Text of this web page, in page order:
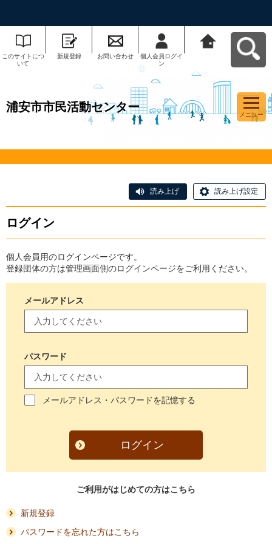
このサイトにつ
いて
新規登録 お問い合わせ
個人会員ログイ
ン
浦安市市民活動センター
メニュー
読み上げ 読み上げ設定
ログイン
個人会員用のログインページです。
登録団体の方は管理画面側のログインページをご利用ください。
メールアドレス
パスワード
メールアドレス・パスワードを記憶する
ログイン
ご利用がはじめての方はこちら
新規登録
パスワードを忘れた方はこちら